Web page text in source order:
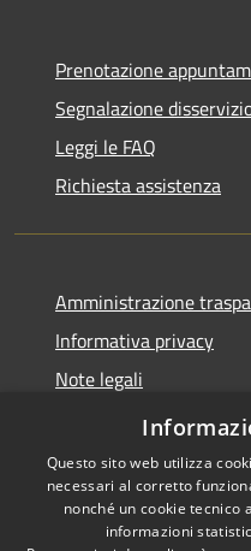
Prenotazione
Segnalazione
Leggi le FAQ
Richiesta assistenza
Amministrazione
Informativa privacy
Note legali
Dichiarazione di
Questo sito web utilizza
necessari al corretto
nonché un cookie tecnico
informazioni